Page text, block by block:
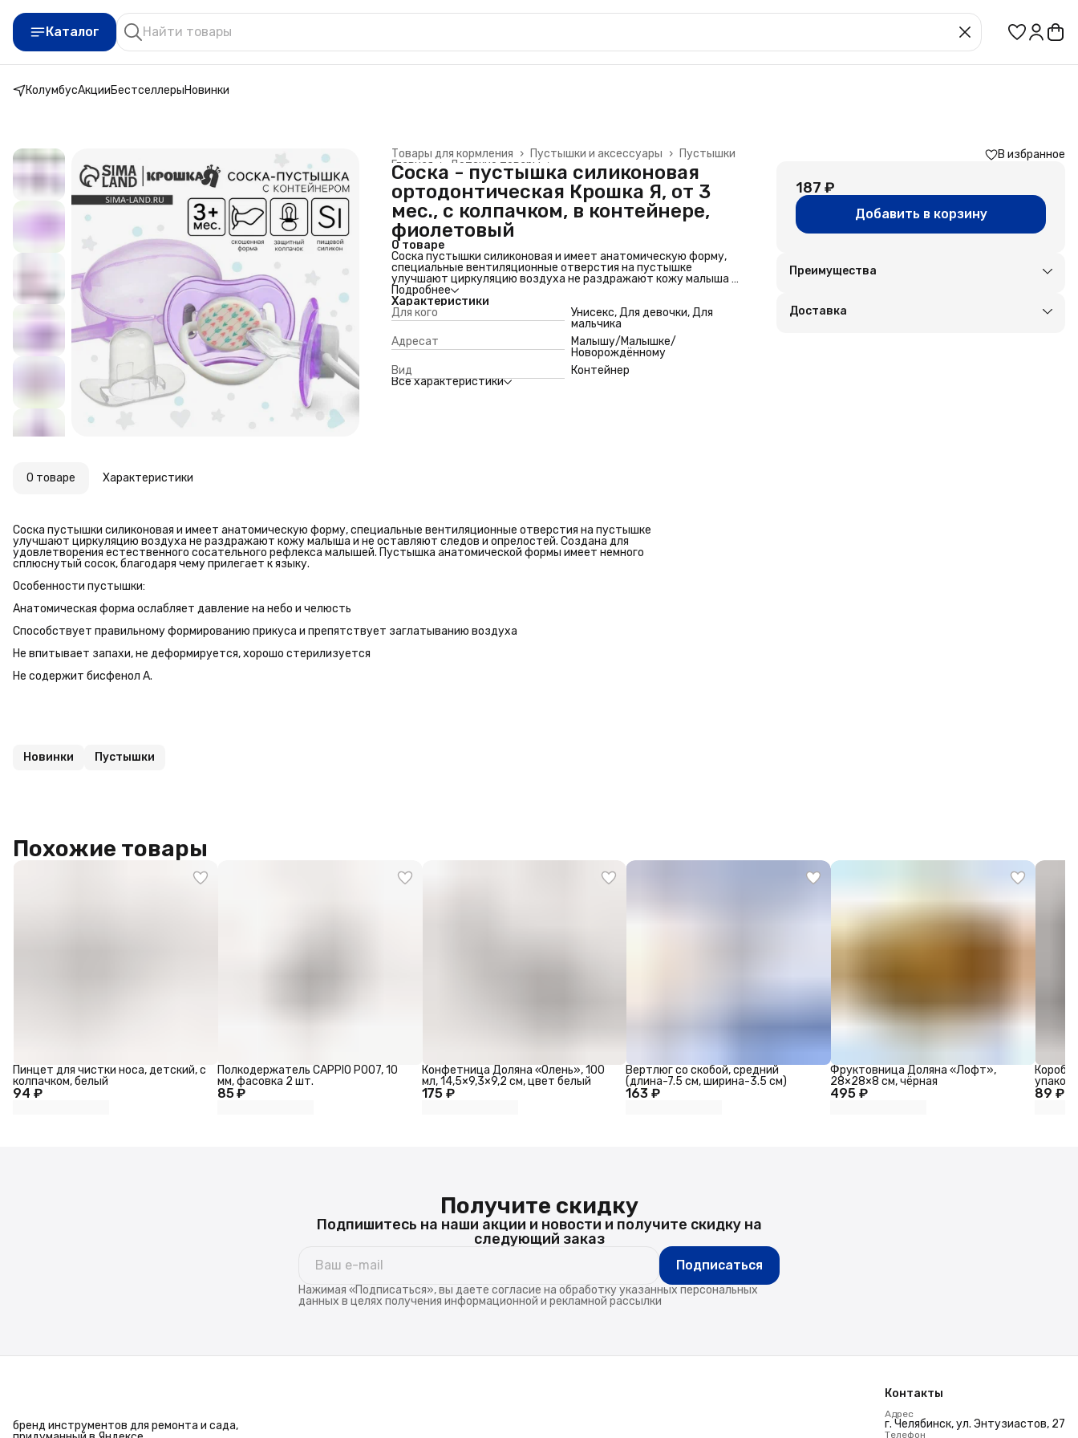
Каталог
КолумбусАкцииБестселлерыНовинки
Пустышки
Пустышки и аксессуары ›
Товары для кормления ›
Детские товары ›
Главная ›
Соска - пустышка силиконовая
ортодонтическая Крошка Я, от 3
мес., с колпачком, в контейнере,
фиолетовый
О товаре
Соска пустышки силиконовая и имеет анатомическую форму,
специальные вентиляционные отверстия на пустышке
улучшают циркуляцию воздуха не раздражают кожу малыша и
не оставляют следов и опрелостей. Создана для
удовлетворения естественного сосательного рефлекса
малышей. Пустышка анатомической формы имеет немного
сплюснутый сосок, благодаря чему прилегает к языку.
Особенности пустышки:
Анатомическая форма ослабляет давление на небо и челюсть
Способствует правильному формированию прикуса и
препятствует заглатыванию воздуха
Не впитывает запахи, не деформируется, хорошо
стерилизуется
Подробнее
Характеристики
Для кого
Унисекс, Для девочки, Для
мальчика
Адресат
Малышу/Малышке/
Новорождённому
Вид
Контейнер
Все характеристики
В избранное
187 ₽
Добавить в корзину
Преимущества
Удобный возврат
Доставка
О товаре Характеристики
Соска пустышки силиконовая и имеет анатомическую форму, специальные вентиляционные отверстия на пустышке
улучшают циркуляцию воздуха не раздражают кожу малыша и не оставляют следов и опрелостей. Создана для
удовлетворения естественного сосательного рефлекса малышей. Пустышка анатомической формы имеет немного
сплюснутый сосок, благодаря чему прилегает к языку.
Особенности пустышки:
Анатомическая форма ослабляет давление на небо и челюсть
Способствует правильному формированию прикуса и препятствует заглатыванию воздуха
Не впитывает запахи, не деформируется, хорошо стерилизуется
Не содержит бисфенол А.
Новинки Пустышки
Похожие товары
94 ₽
Пинцет для чистки носа, детский, с
колпачком, белый
85 ₽
Полкодержатель CAPPIO P007, 10
мм, фасовка 2 шт.
175 ₽
Конфетница Доляна «Олень», 100
мл, 14,5×9,3×9,2 см, цвет белый
163 ₽
Вертлюг со скобой, средний
(длина-7.5 см, ширина-3.5 см)
495 ₽
Фруктовница Доляна «Лофт»,
28×28×8 см, чёрная
89 ₽
Получите скидку
Подпишитесь на наши акции и новости и получите скидку на
следующий заказ
Подписаться
Нажимая «Подписаться», вы даете согласие на обработку указанных персональных
данных в целях получения информационной и рекламной рассылки
бренд инструментов для ремонта и сада,
Контакты
Адрес
г. Челябинск, ул. Энтузиастов, 27
Телефон